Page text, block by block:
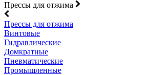
Прессы для отжима
Прессы для отжима
Винтовые
Гидравлические
Домкратные
Пневматические
Промышленные